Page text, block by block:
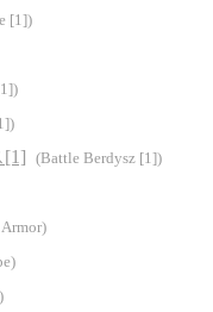
[1])
[1] (Battle Berdysz [1])